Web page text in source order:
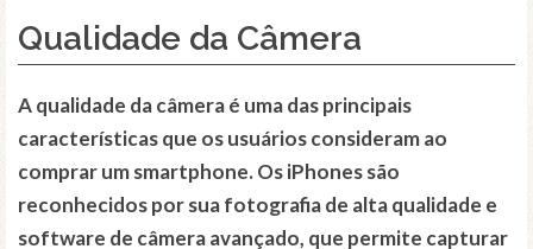
Qualidade da Câmera
A qualidade da câmera é uma das principais
características que os usuários consideram ao
comprar um smartphone. Os iPhones são
reconhecidos por sua fotografia de alta qualidade e
software de câmera avançado, que permite capturar